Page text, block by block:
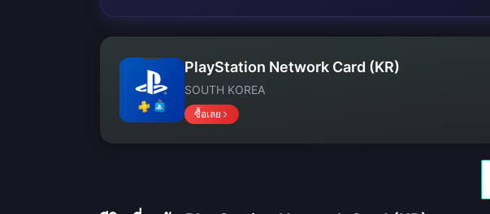
PlayStation Network Card (KR)
SOUTH KOREA
ซื้อเลย